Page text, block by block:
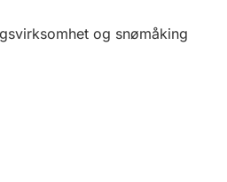
og snømåking